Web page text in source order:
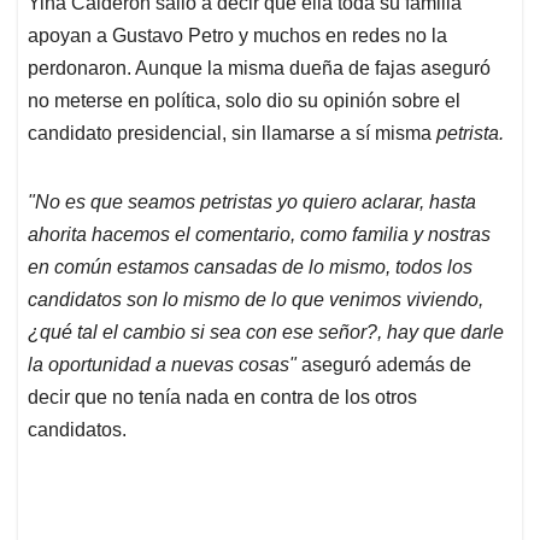
s
A
p
p
b
o
o
k
e
d
I
n
l
a
d
s
apoyan a Gustavo Petro y muchos en redes no la
perdonaron. Aunque la misma dueña de fajas aseguró
no meterse en política, solo dio su opinión sobre el
candidato presidencial, sin llamarse a sí misma petrista.
"No es que seamos petristas yo quiero aclarar, hasta
ahorita hacemos el comentario, como familia y nostras
en común estamos cansadas de lo mismo, todos los
candidatos son lo mismo de lo que venimos viviendo,
¿qué tal el cambio si sea con ese señor?, hay que darle
la oportunidad a nuevas cosas"aseguró además de
decir que no tenía nada en contra de los otros
candidatos.